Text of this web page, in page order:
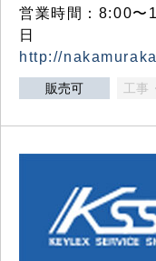
営業時間：8:00〜
日
http://
販売可 工事